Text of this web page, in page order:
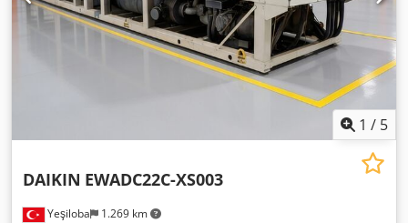
1 / 5
Yeşiloba 1.269 km
DAIKIN EWADC22C-XS003